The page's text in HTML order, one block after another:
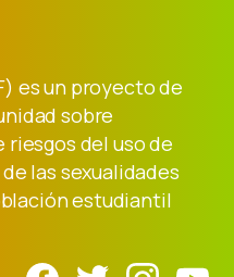
es un proyecto de
sobre
del uso de
las sexualidades
estudiantil